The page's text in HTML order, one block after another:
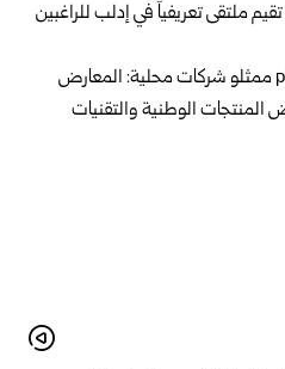
ملتقى تعريفياً في إدلب للراغبين